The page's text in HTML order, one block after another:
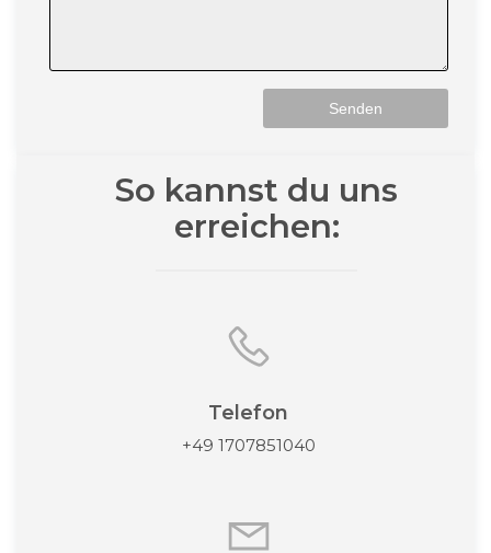
So kannst du uns
erreichen:
Telefon
+49 1707851040